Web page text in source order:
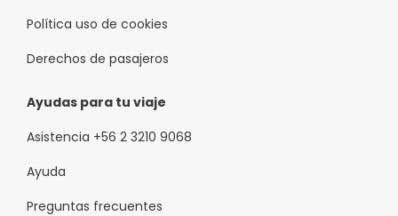
Política uso de cookies
Derechos de pasajeros
Ayudas para tu viaje
Asistencia +56 2 3210 9068
Ayuda
Preguntas frecuentes